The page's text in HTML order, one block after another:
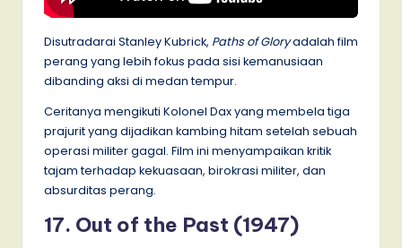
Disutradarai Stanley Kubrick, Paths of Gloryadalah film
perang yang lebih fokus pada sisi kemanusiaan
dibanding aksi di medan tempur.
Ceritanya mengikuti Kolonel Dax yang membela tiga
prajurit yang dijadikan kambing hitam setelah sebuah
operasi militer gagal. Film ini menyampaikan kritik
tajam terhadap kekuasaan, birokrasi militer, dan
absurditas perang.
17. Out of the Past (1947)